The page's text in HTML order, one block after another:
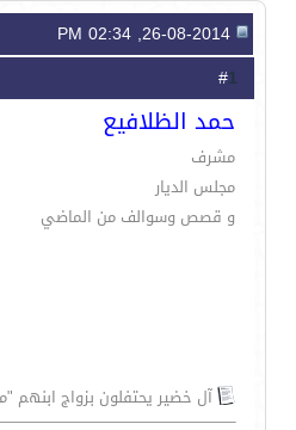
1
حمد الظلافيع
مشرف
مجلس الديار
و قصص وسوالف من الماضي
آل خضير يحتفلون بزواج ابنهم